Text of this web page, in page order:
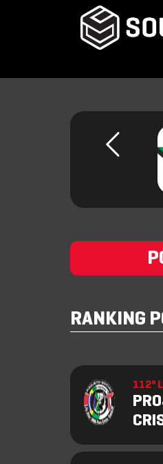
RANKING
112º